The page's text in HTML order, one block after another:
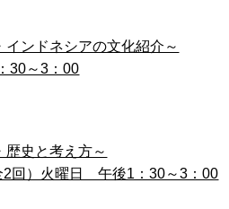
ンドネシアの文化紹介～
30～3：00
歴史と考え方～
回）火曜日 午後1：30～3：00